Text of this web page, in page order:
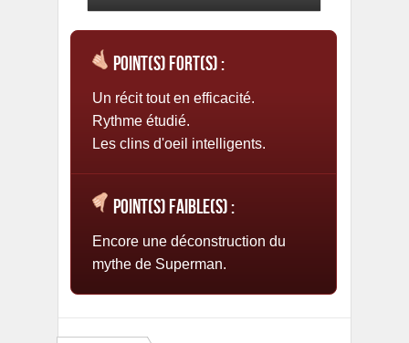
Point(s) fort(s) :
Un récit tout en efficacité.
Rythme étudié.
Les clins d'oeil intelligents.
Point(s) faible(s) :
Encore une déconstruction du
mythe de Superman.